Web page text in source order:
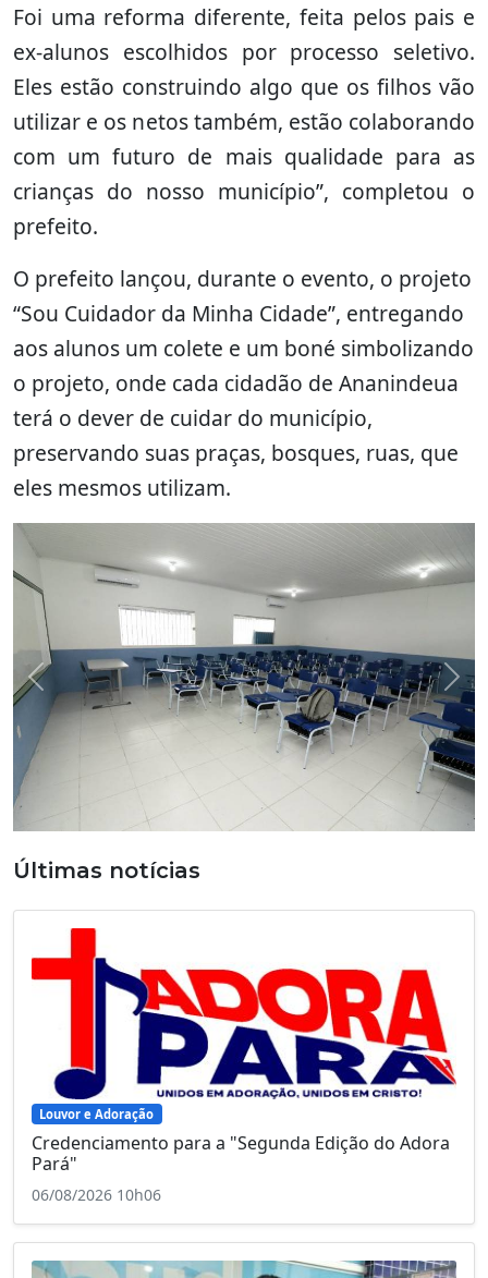
Foi uma reforma diferente, feita pelos pais e
ex-alunos escolhidos por processo seletivo.
Eles estão construindo algo que os filhos vão
utilizar e os netos também, estão colaborando
com um futuro de mais qualidade para as
crianças do nosso município”, completou o
prefeito.
O prefeito lançou, durante o evento, o projeto
“Sou Cuidador da Minha Cidade”, entregando
aos alunos um colete e um boné simbolizando
o projeto, onde cada cidadão de Ananindeua
terá o dever de cuidar do município,
preservando suas praças, bosques, ruas, que
eles mesmos utilizam.
Previous
Últimas notícias
Louvor e Adoração
Credenciamento para a "Segunda Edição do Adora
Pará"
06/08/2026 10h06